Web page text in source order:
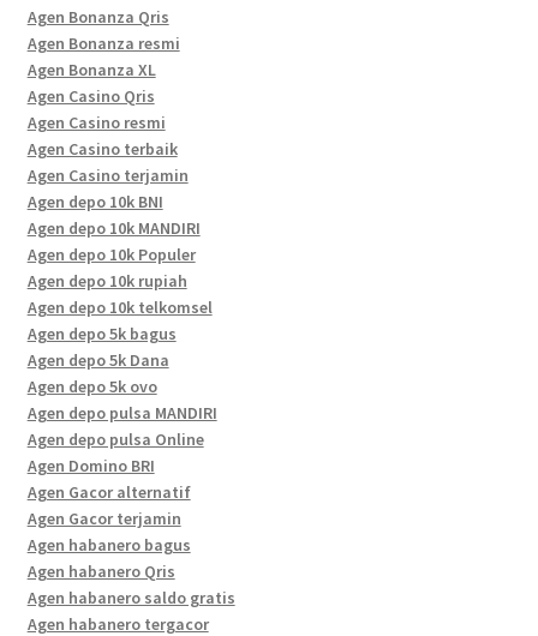
Agen Bonanza Qris
Agen Bonanza resmi
Agen Bonanza XL
Agen Casino Qris
Agen Casino resmi
Agen Casino terbaik
Agen Casino terjamin
Agen depo 10k BNI
Agen depo 10k MANDIRI
Agen depo 10k Populer
Agen depo 10k rupiah
Agen depo 10k telkomsel
Agen depo 5k bagus
Agen depo 5k Dana
Agen depo 5k ovo
Agen depo pulsa MANDIRI
Agen depo pulsa Online
Agen Domino BRI
Agen Gacor alternatif
Agen Gacor terjamin
Agen habanero bagus
Agen habanero Qris
Agen habanero saldo gratis
Agen habanero tergacor